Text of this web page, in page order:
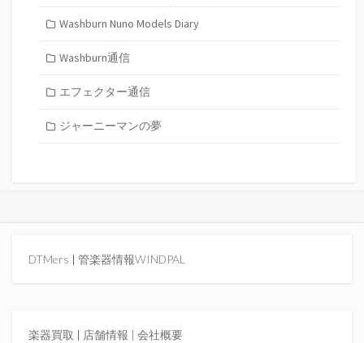
Washburn Nuno Models Diary
Washburn通信
エフェクター通信
ジャーニーマンの夢
DTMers | 管楽器情報WINDPAL
楽器買取 | 店舗情報 | 会社概要